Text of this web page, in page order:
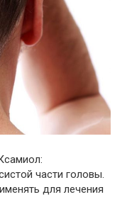
части головы.
для лечения